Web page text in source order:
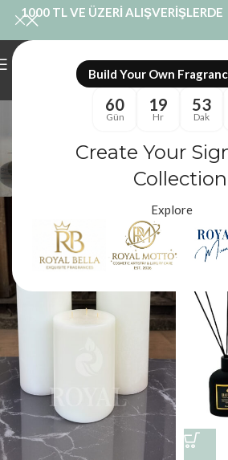
Build Your Own
60
Gün
19
Hr
53
Dak
Create Your
Collection
Explore
1000 TL VE ÜZERİ
Dekoratif
Royal Mum
Ürünler “Dekoratif Mum